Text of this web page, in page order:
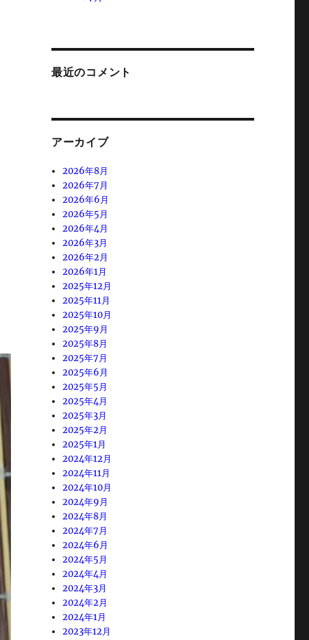
最近のコメント
アーカイブ
2026年8月
2026年7月
2026年6月
2026年5月
2026年4月
2026年3月
2026年2月
2026年1月
2025年12月
2025年11月
2025年10月
2025年9月
2025年8月
2025年7月
2025年6月
2025年5月
2025年4月
2025年3月
2025年2月
2025年1月
2024年12月
2024年11月
2024年10月
2024年9月
2024年8月
2024年7月
2024年6月
2024年5月
2024年4月
2024年3月
2024年2月
2024年1月
2023年12月